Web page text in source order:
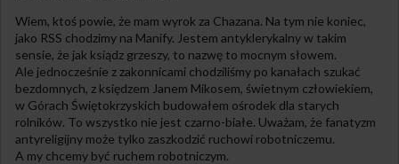
Wiem, ktoś powie, że mam wyrok za Chazana. Na tym nie koniec,
jako RSS chodzimy na Manify. Jestem antyklerykalny w takim
sensie, że jak ksiądz grzeszy, to nazwę to mocnym słowem.
Ale jednocześnie z zakonnicami chodziliśmy po kanałach szukać
bezdomnych, z księdzem Janem Mikosem, świetnym człowiekiem,
w Górach Świętokrzyskich budowałem ośrodek dla starych
rolników. To wszystko nie jest czarno-białe. Uważam, że fanatyzm
antyreligijny może tylko zaszkodzić ruchowi robotniczemu.
A my chcemy być ruchem robotniczym.